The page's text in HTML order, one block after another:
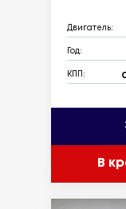
Двигатель:
Год:
КПП:
В